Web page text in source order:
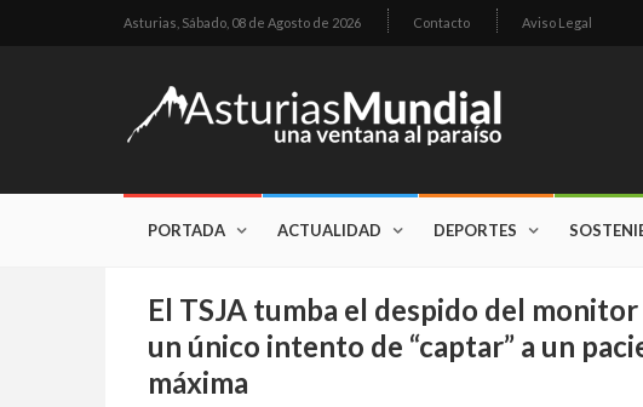
Asturias, Sábado, 08 de Agosto de 2026 Contacto Aviso Legal
PORTADA ACTUALIDAD DEPORTES
El TSJA tumba el despido del
un único intento de “captar” a un
máxima